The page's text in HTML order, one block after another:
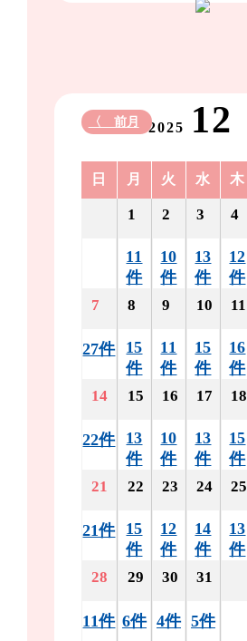
2025 12
〈 前月
日 月 火 水 木
1
11
件
2
10
件
3
13
件
4
12
件
7
27件
8
15
件
9
11
件
10
15
件
11
16
件
14
22件
15
13
件
16
10
件
17
13
件
18
15
件
21
21件
22
15
件
23
12
件
24
14
件
25
13
件
28
11件
29
6件
30
4件
31
5件